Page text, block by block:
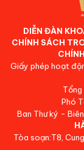
DIỄN ĐÀN
CHÍNH SÁCH
Giấy phép hoạt
Tổng
Phó
Ban Thư ký -
Tòa soạn:T8,